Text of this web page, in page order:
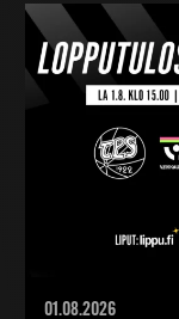
01.08.2026